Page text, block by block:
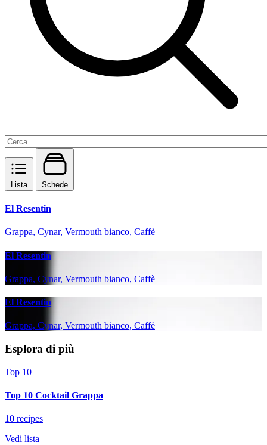
Lista Schede
El Resentin
Grappa, Cynar, Vermouth bianco, Caffè
El Resentin
Grappa, Cynar, Vermouth bianco, Caffè
El Resentin
Grappa, Cynar, Vermouth bianco, Caffè
Esplora di più
Top 10
Top 10 Cocktail Grappa
10 recipes
Vedi lista